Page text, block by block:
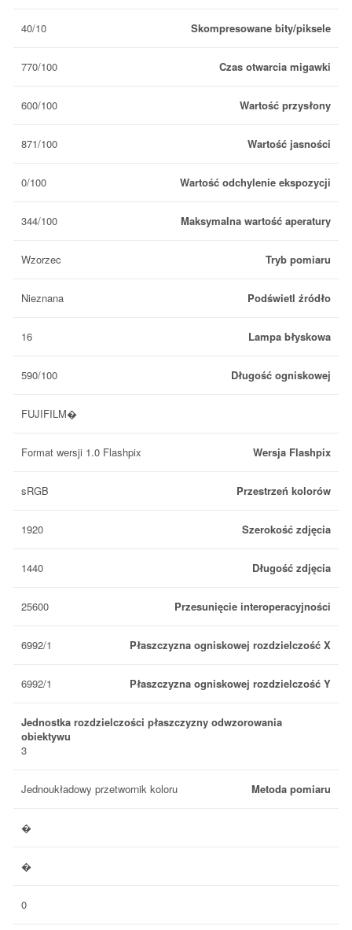
Skompresowane bity/piksele
40/10
Czas otwarcia migawki
770/100
Wartość przysłony
600/100
Wartość jasności
871/100
Wartość odchylenie ekspozycji
0/100
Maksymalna wartość aperatury
344/100
Tryb pomiaru
Wzorzec
Podświetl źródło
Nieznana
Lampa błyskowa
16
Długość ogniskowej
590/100
FUJIFILM�
Wersja Flashpix
Format wersji 1.0 Flashpix
Przestrzeń kolorów
sRGB
Szerokość zdjęcia
1920
Długość zdjęcia
1440
Przesunięcie interoperacyjności
25600
Płaszczyzna ogniskowej rozdzielczość X
6992/1
Płaszczyzna ogniskowej rozdzielczość Y
6992/1
Jednostka rozdzielczości płaszczyzny odwzorowania
obiektywu
3
Metoda pomiaru
Jednoukładowy przetwornik koloru
�
�
0